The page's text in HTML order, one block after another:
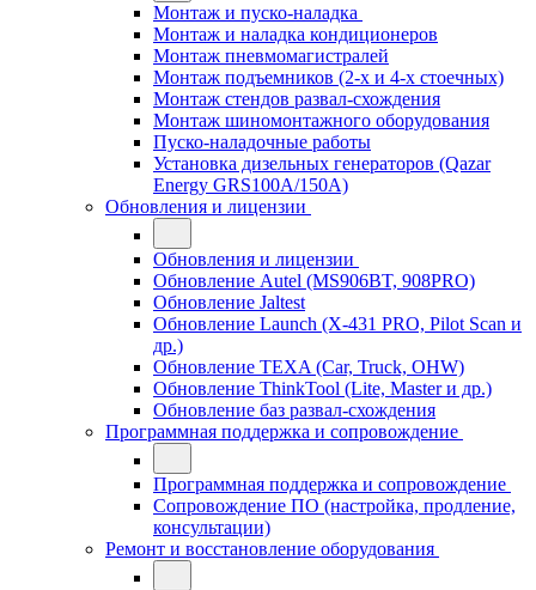
Монтаж и пуско-наладка
Монтаж и наладка кондиционеров
Монтаж пневмомагистралей
Монтаж подъемников (2-х и 4-х стоечных)
Монтаж стендов развал-схождения
Монтаж шиномонтажного оборудования
Пуско-наладочные работы
Установка дизельных генераторов (Qazar
Energy GRS100A/150A)
Обновления и лицензии
Обновления и лицензии
Обновление Autel (MS906BT, 908PRO)
Обновление Jaltest
Обновление Launch (X-431 PRO, Pilot Scan и
др.)
Обновление TEXA (Car, Truck, OHW)
Обновление ThinkTool (Lite, Master и др.)
Обновление баз развал-схождения
Программная поддержка и сопровождение
Программная поддержка и сопровождение
Сопровождение ПО (настройка, продление,
консультации)
Ремонт и восстановление оборудования